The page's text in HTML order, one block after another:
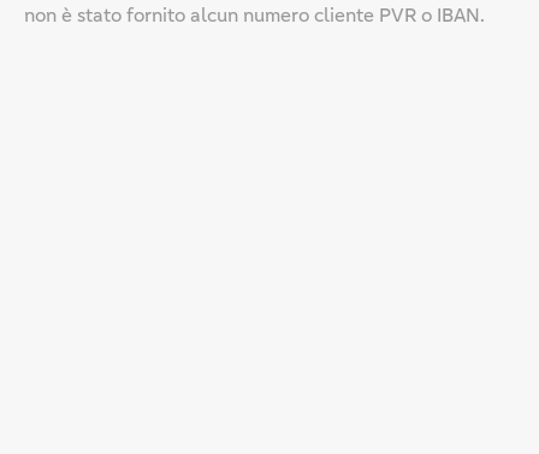
non è stato fornito alcun numero cliente PVR o IBAN.